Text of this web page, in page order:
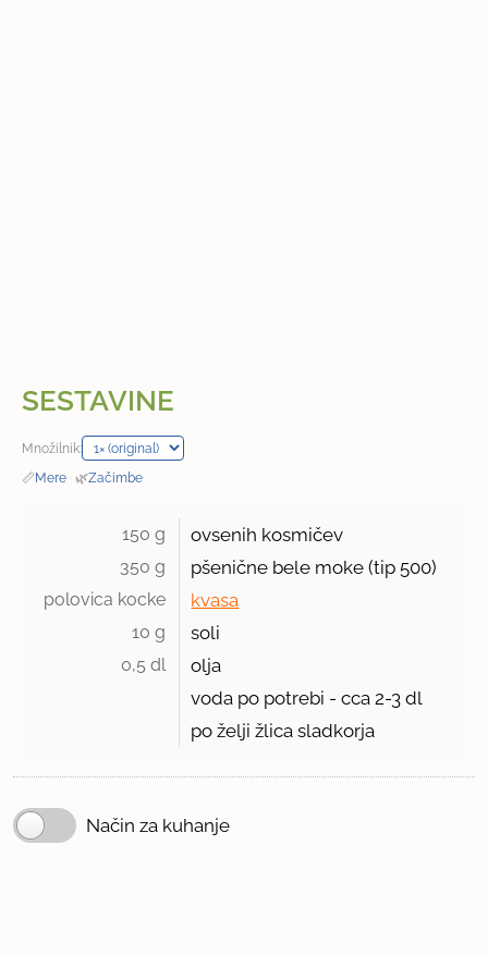
SESTAVINE
Množilnik:
📏Mere · 🌿Začimbe
150 g ovsenih kosmičev
350 g pšenične bele moke (tip 500)
polovica kocke kvasa
10 g soli
0,5 dl
olja
voda po potrebi - cca 2-3 dl
po želji žlica sladkorja
Način za kuhanje